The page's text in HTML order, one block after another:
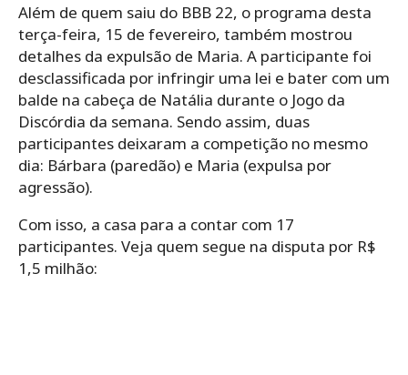
Além de quem saiu do BBB 22, o programa desta
terça-feira, 15 de fevereiro, também mostrou
detalhes da expulsão de Maria. A participante foi
desclassificada por infringir uma lei e bater com um
balde na cabeça de Natália durante o Jogo da
Discórdia da semana. Sendo assim, duas
participantes deixaram a competição no mesmo
dia: Bárbara (paredão) e Maria (expulsa por
agressão).
Com isso, a casa para a contar com 17
participantes. Veja quem segue na disputa por R$
1,5 milhão: